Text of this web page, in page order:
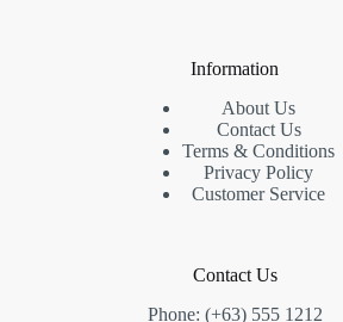
Information
About Us
Contact Us
Terms & Conditions
Privacy Policy
Customer Service
Contact Us
Phone: (+63) 555 1212